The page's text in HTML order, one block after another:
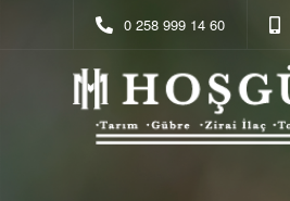
0 258 999 14 60